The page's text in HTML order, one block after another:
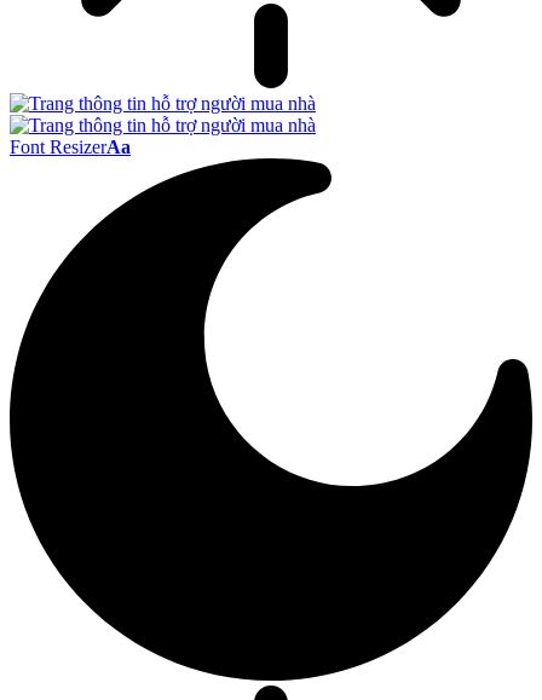
Font ResizerAa